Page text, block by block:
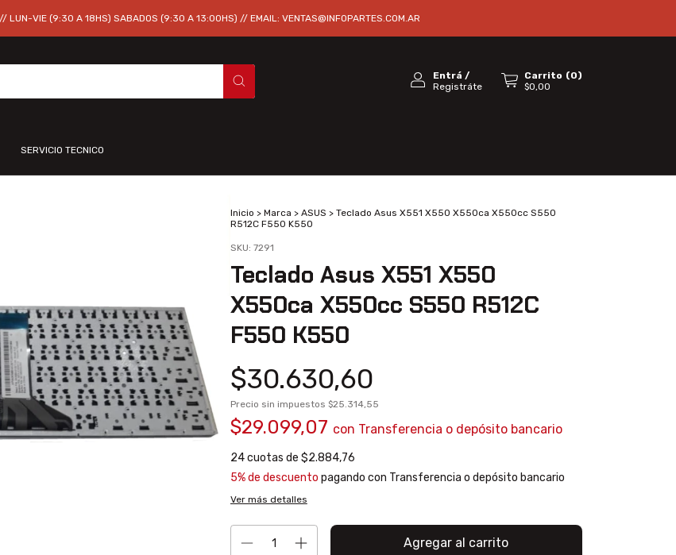
LUN-VIE (9:30 A 18HS) SABADOS (9:30 A 13:00HS) // EMAIL: VENTAS@INFOPARTES.COM.AR
Entrá /
Registráte
Carrito (0)
$0,00
SERVICIO TECNICO
Inicio > Marca > ASUS > Teclado Asus X551 X550 X550ca X550cc S550
R512C F550 K550
SKU: 7291
Teclado Asus X551 X550
X550ca X550cc S550 R512C
F550 K550
$30.630,60
Precio sin impuestos $25.314,55
$29.099,07 con Transferencia o depósito bancario
24cuotas de $2.884,76
5% de descuento pagando con Transferencia o depósito bancario
Ver más detalles